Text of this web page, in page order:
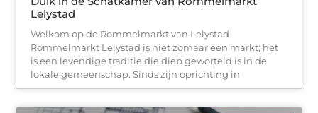
Lelystad
Welkom op de Rommelmarkt van Lelystad
Rommelmarkt Lelystad is niet zomaar een markt; het
is een levendige traditie die diep geworteld is in de
lokale gemeenschap. Sinds zijn oprichting in